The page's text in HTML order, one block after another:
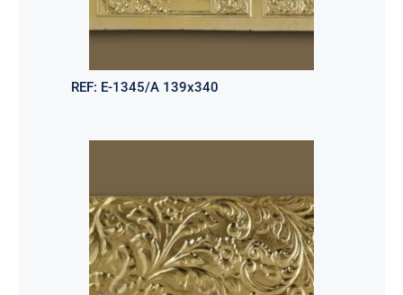
REF: E-1345/A 139x340